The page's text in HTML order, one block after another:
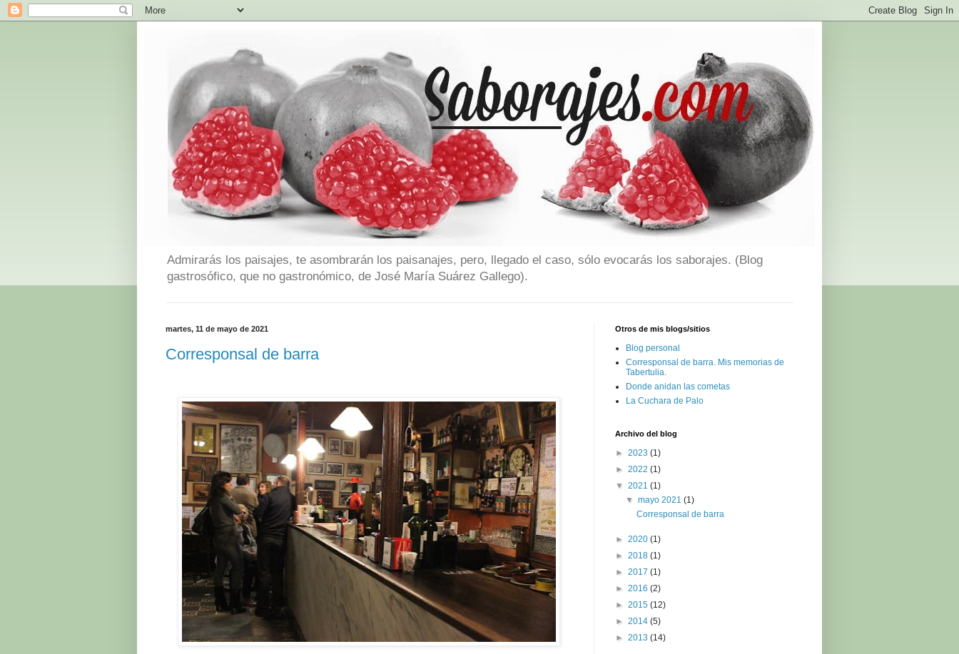
Admirarás los paisajes, te asombrarán los paisanajes, pero, llegado el caso, sólo evocarás los saborajes. (Blog
gastrosófico, que no gastronómico, de José María Suárez Gallego).
martes, 11 de mayo de 2021
Corresponsal de barra
Otros de mis blogs/sitios
Blog personal
Corresponsal de barra. Mis memorias de
Tabertulia.
Donde anidan las cometas
La Cuchara de Palo
Archivo del blog
► 2023 (1)
► 2022 (1)
▼ 2021 (1)
▼mayo 2021(1)
Corresponsal de barra
► 2020 (1)
► 2018 (1)
► 2017 (1)
► 2016 (2)
► 2015 (12)
► 2014 (5)
► 2013 (14)